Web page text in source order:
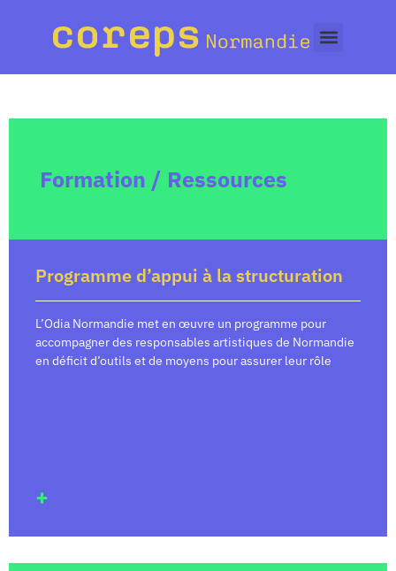
Formation / Ressources
Programme d’appui à la structuration
L’Odia Normandie met en œuvre un programme pour
accompagner des responsables artistiques de Normandie
en déficit d’outils et de moyens pour assurer leur rôle
+